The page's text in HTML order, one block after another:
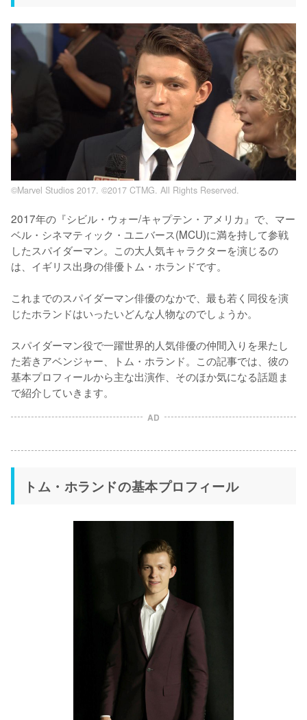
©Marvel Studios 2017. ©2017 CTMG. All Rights Reserved.
2017年の『シビル・ウォー/キャプテン・アメリカ』で、マー
ベル・シネマティック・ユニバース(MCU)に満を持して参戦
したスパイダーマン。この大人気キャラクターを演じるの
は、イギリス出身の俳優トム・ホランドです。
これまでのスパイダーマン俳優のなかで、最も若く同役を演
じたホランドはいったいどんな人物なのでしょうか。
スパイダーマン役で一躍世界的人気俳優の仲間入りを果たし
た若きアベンジャー、トム・ホランド。この記事では、彼の
基本プロフィールから主な出演作、そのほか気になる話題ま
で紹介していきます。
AD
トム・ホランドの基本プロフィール